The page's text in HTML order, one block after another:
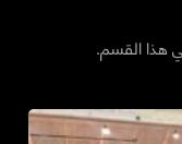
هذا القسم.